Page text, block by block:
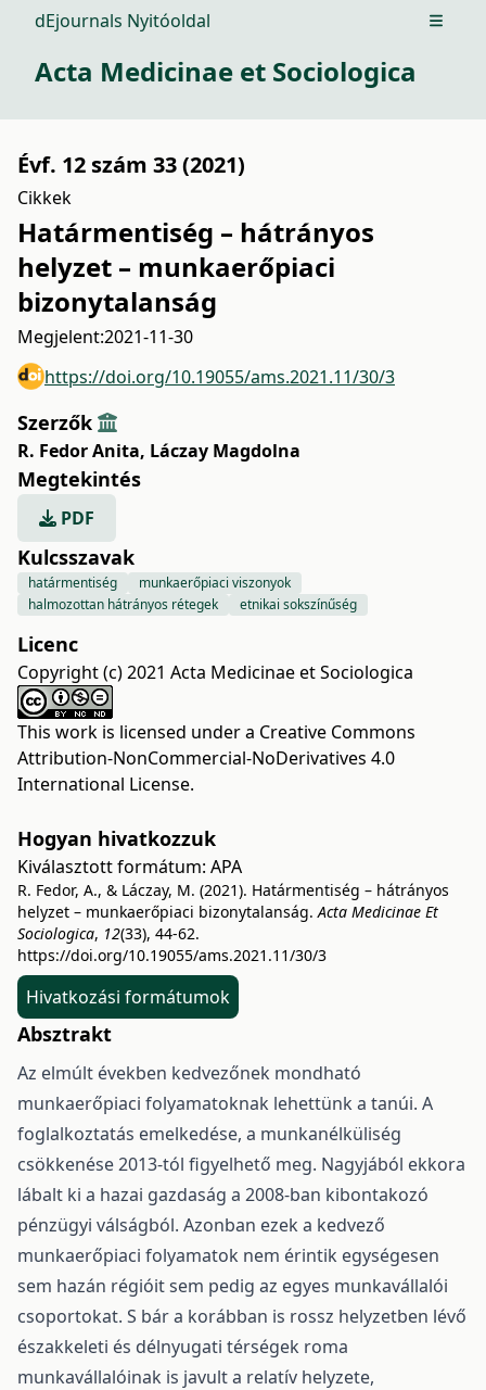
dEjournals Nyitóoldal Open
Acta Medicinae et Sociologica
Évf. 12 szám 33 (2021)
Cikkek
Határmentiség – hátrányos
helyzet – munkaerőpiaci
bizonytalanság
Megjelent:2021-11-30
https://doi.org/10.19055/ams.2021.11/30/3
Szerzők
R. Fedor Anita, Láczay Magdolna
Megtekintés
PDF
Kulcsszavak
határmentiség
munkaerőpiaci viszonyok
halmozottan hátrányos rétegek
etnikai sokszínűség
Licenc
Copyright (c) 2021 Acta Medicinae et Sociologica
This work is licensed under a Creative Commons
Attribution-NonCommercial-NoDerivatives 4.0
International License.
Hogyan hivatkozzuk
Kiválasztott formátum: APA
R. Fedor, A., & Láczay, M. (2021). Határmentiség – hátrányos
helyzet – munkaerőpiaci bizonytalanság.Acta Medicinae Et
Sociologica, 12(33), 44-62.
https://doi.org/10.19055/ams.2021.11/30/3
Hivatkozási formátumok
Absztrakt
Az elmúlt években kedvezőnek mondható
munkaerőpiaci folyamatoknak lehettünk a tanúi. A
foglalkoztatás emelkedése, a munkanélküliség
csökkenése 2013-tól figyelhető meg. Nagyjából ekkora
lábalt ki a hazai gazdaság a 2008-ban kibontakozó
pénzügyi válságból. Azonban ezek a kedvező
munkaerőpiaci folyamatok nem érintik egységesen
sem hazán régióit sem pedig az egyes munkavállalói
csoportokat. S bár a korábban is rossz helyzetben lévő
északkeleti és délnyugati térségek roma
munkavállalóinak is javult a relatív helyzete,